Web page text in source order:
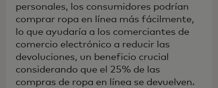
personales, los consumidores podrían
comprar ropa en línea más fácilmente,
lo que ayudaría a los comerciantes de
comercio electrónico a reducir las
devoluciones, un beneficio crucial
considerando que el 25% de las
compras de ropa en línea se devuelven.